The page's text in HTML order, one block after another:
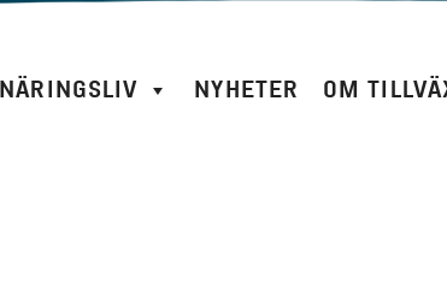
NÄRINGSLIV NYHETER OM